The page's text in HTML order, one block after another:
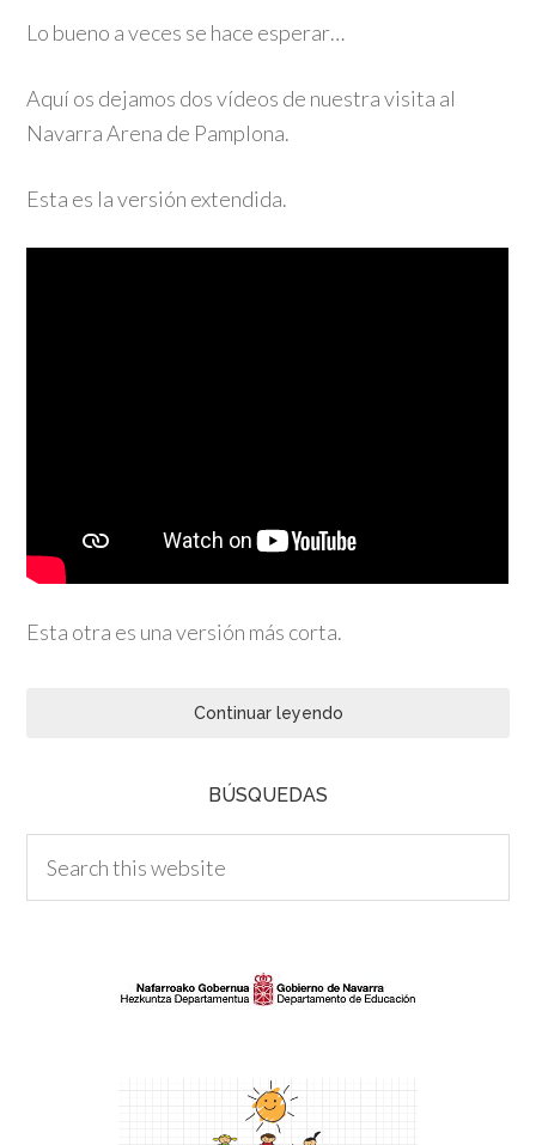
Lo bueno a veces se hace esperar…
Aquí os dejamos dos vídeos de nuestra visita al
Navarra Arena de Pamplona.
Esta es la versión extendida.
Esta otra es una versión más corta.
Continuar leyendo
BÚSQUEDAS